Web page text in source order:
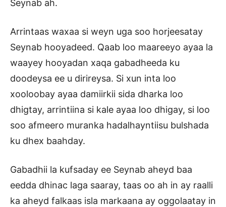
Seynab ah.
Arrintaas waxaa si weyn uga soo horjeesatay
Seynab hooyadeed. Qaab loo maareeyo ayaa la
waayey hooyadan xaqa gabadheeda ku
doodeysa ee u dirireysa. Si xun inta loo
xooloobay ayaa damiirkii sida dharka loo
dhigtay, arrintiina si kale ayaa loo dhigay, si loo
soo afmeero muranka hadalhayntiisu bulshada
ku dhex baahday.
Gabadhii la kufsaday ee Seynab aheyd baa
eedda dhinac laga saaray, taas oo ah in ay raalli
ka aheyd falkaas isla markaana ay oggolaatay in